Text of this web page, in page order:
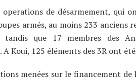
operations de désarmement, qui
armés, au moins 233 anciens
tandis que 17 membres des
A Koui, 125 éléments des 3R ont
menées sur le financement